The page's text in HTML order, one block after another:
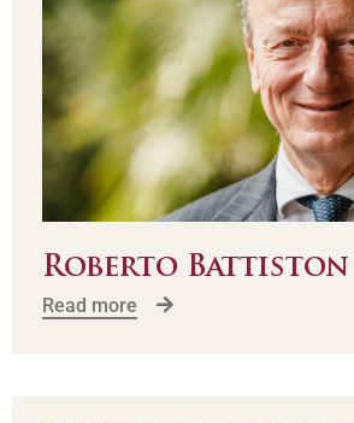
Roberto Battiston
Read more